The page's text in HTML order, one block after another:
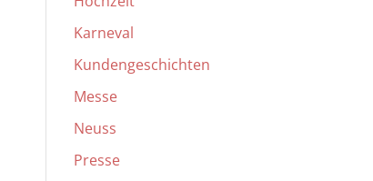
Karneval
Kundengeschichten
Messe
Neuss
Presse